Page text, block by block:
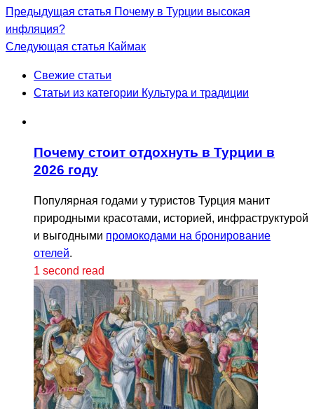
Предыдущая статья Почему в Турции высокая
инфляция?
Следующая статья Каймак
Свежие статьи
Статьи из категории Культура и традиции
Почему стоит отдохнуть в Турции в
2026 году
Популярная годами у туристов Турция манит
природными красотами, историей, инфраструктурой
и выгодными промокодами на бронирование
отелей.
1 second read